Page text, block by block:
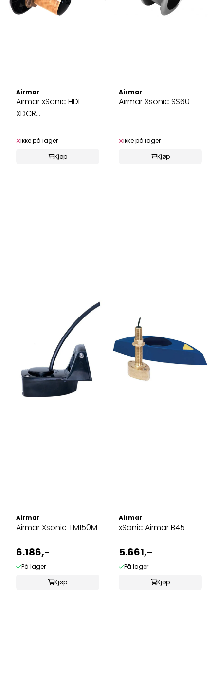
Airmar
Airmar xSonic HDI
XDCR
Ikke på lager
Kjøp
Airmar
Airmar Xsonic SS60
Ikke på lager
Kjøp
Airmar
Airmar Xsonic TM150M
6.186,-
På lager
Kjøp
Airmar
xSonic Airmar B45
5.661,-
På lager
Kjøp